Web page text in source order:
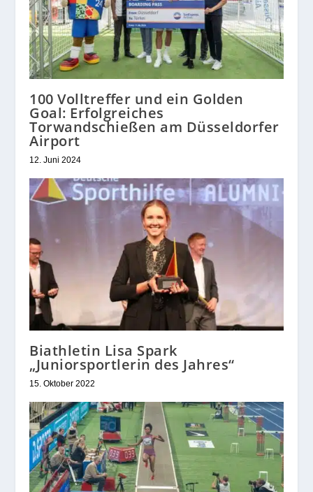
100 Volltreffer und ein Golden
Goal: Erfolgreiches
Torwandschießen am Düsseldorfer
Airport
12. Juni 2024
Biathletin Lisa Spark
„Juniorsportlerin des Jahres“
15. Oktober 2022